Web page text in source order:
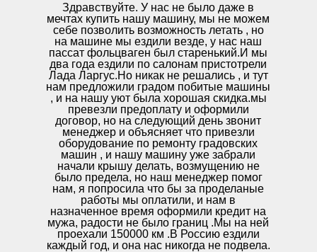
Здравствуйте. У нас не было даже в
мечтах купить нашу машину, мы не можем
себе позволить возможность летать , но
на машине мы ездили везде, у нас наш
пассат фольцваген был старенький.И мы
два года ездили по салонам пристотрели
Лада Ларгус.Но никак не решались , и тут
нам предложили градом побитые машины
, и на нашу уют была хорошая скидка.мы
превезли предоплату и оформили
договор, но на следующий день звонит
менеджер и объясняет что привезли
оборудование по ремонту градовских
машин , и нашу машину уже забрали
начали крышу делать, возмущению не
было предела, но наш менеджер помог
нам, я попросила что бы за проделаные
работы мы оплатили, и нам в
назначенное время оформили кредит на
мужа, радости не было границ .Мы на ней
проехали 150000 км .В Россию ездили
каждый год, и она нас никогда не подвела.